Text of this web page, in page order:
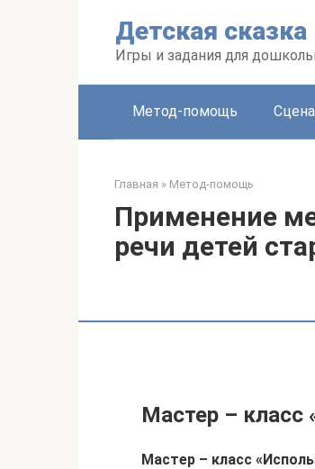
Детская сказка
Игры и задания для
Метод-помощь
Главная » Метод-помощь
Применение
речи детей
Мастер – класс
Мастер – класс